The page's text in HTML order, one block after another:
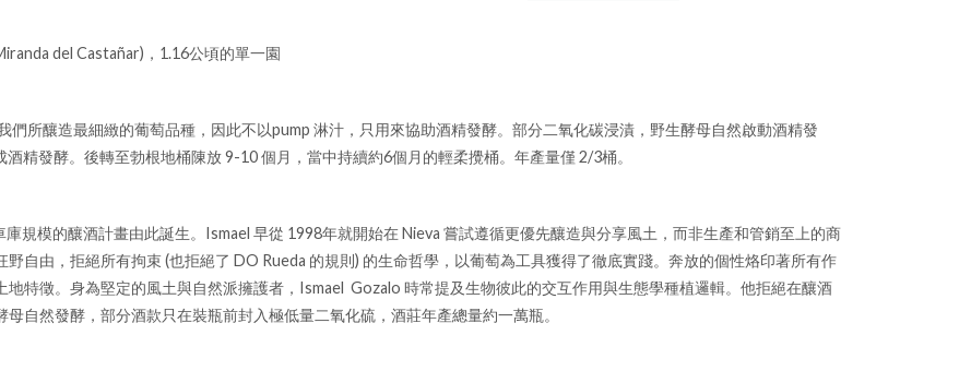
del Castañar)，1.16公頃的單一園
們所釀造最細緻的葡萄品種，因此不以pump 淋汁，只用來協助酒精發酵。部分二氧化碳浸漬，野生酵母自然啟動酒精發
精發酵。後轉至勃根地桶陳放 9-10 個月，當中持續約6個月的輕柔攪桶。年產量僅 2/3桶。
庫規模的釀酒計畫由此誕生。Ismael 早從 1998年就開始在 Nieva 嘗試遵循更優先釀造與分享風土，而非生產和管銷至上的商
野自由，拒絕所有拘束 (也拒絕了 DO Rueda 的規則) 的生命哲學，以葡萄為工具獲得了徹底實踐。奔放的個性烙印著所有作
地特徵。身為堅定的風土與自然派擁護者，Ismael Gozalo 時常提及生物彼此的交互作用與生態學種植邏輯。他拒絕在釀酒
自然發酵，部分酒款只在裝瓶前封入極低量二氧化硫，酒莊年產總量約一萬瓶。